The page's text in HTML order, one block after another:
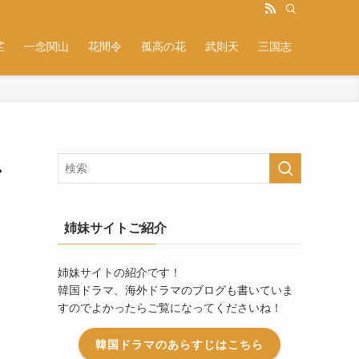
一念関山 花間令 孤高の花 武則天 三国志
姉妹サイトご紹介
姉妹サイトの紹介です！
韓国ドラマ、海外ドラマのブログも書いていま
すのでよかったらご覧になってくださいね！
韓国ドラマのあらすじはこちら